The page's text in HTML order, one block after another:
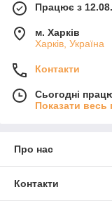
Працює з
м. Харків
Харків, Україна
Контакти
Сьогодні
Показати весь
Про нас
Контакти